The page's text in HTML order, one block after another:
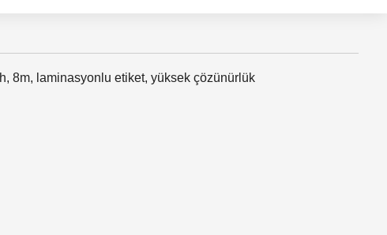
8m, laminasyonlu etiket, yüksek çözünürlük